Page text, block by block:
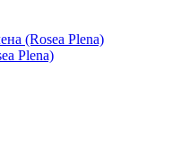
Plena)